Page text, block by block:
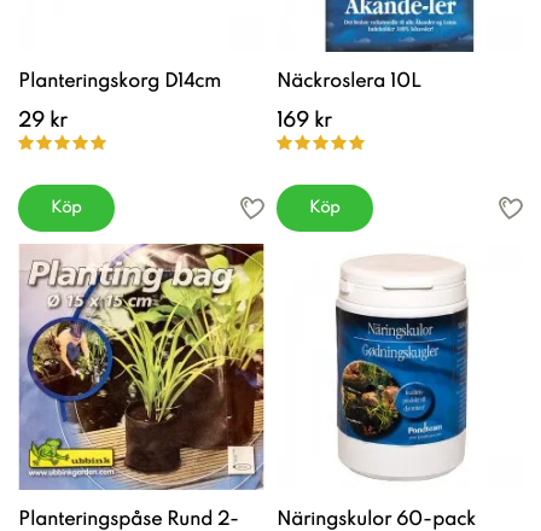
Planteringskorg D14cm
29 kr
Köp
Näckroslera 10L
169 kr
Köp
Planteringspåse Rund 2-
Näringskulor 60-pack